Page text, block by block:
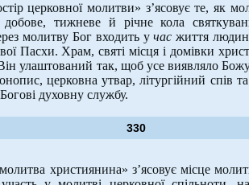
церковної молитви» з’ясовує те, як
тижневе й річне кола
молитву Бог входить учас життя
Пасхи. Храм, святі місця і домівки
улаштований так, щоб усе виявляло
церковна утвар, літургійний спів
духовну службу.
330
християнина» з’ясовує місце